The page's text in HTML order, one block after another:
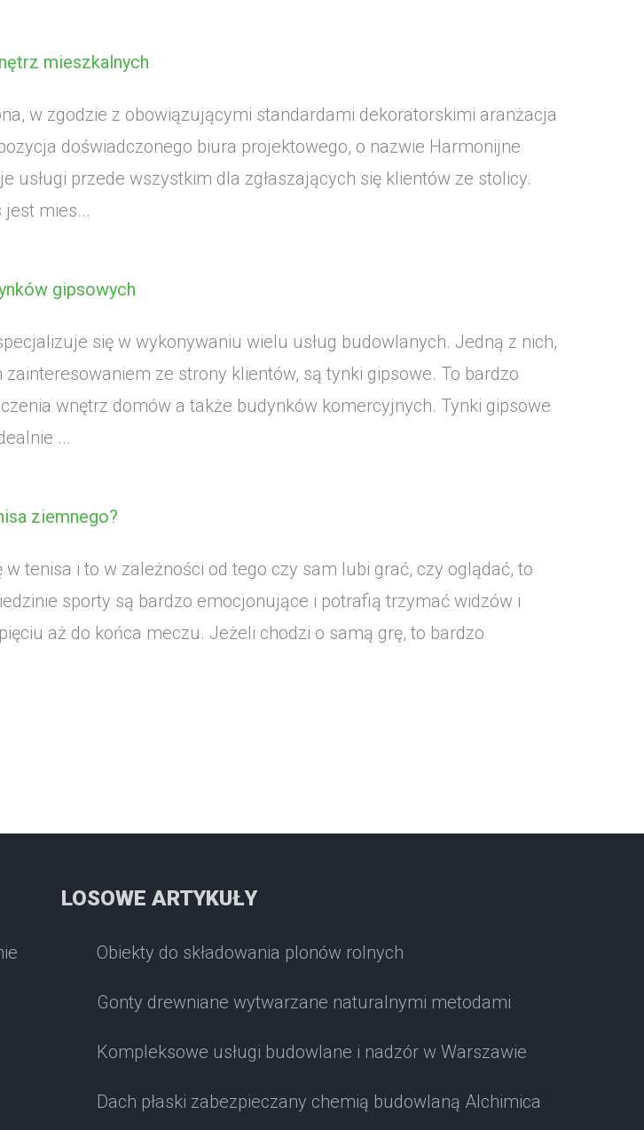
mieszkalnych
w zgodzie z obowiązującymi standardami dekoratorskimi aranżacja
doświadczonego biura projektowego, o nazwie Harmonijne
usługi przede wszystkim dla zgłaszających się klientów ze stolicy.
mies...
gipsowych
się w wykonywaniu wielu usług budowlanych. Jedną z nich,
zainteresowaniem ze strony klientów, są tynki gipsowe. To bardzo
wnętrz domów a także budynków komercyjnych. Tynki gipsowe
...
ziemnego?
w tenisa i to w zależności od tego czy sam lubi grać, czy oglądać, to
sporty są bardzo emocjonujące i potrafią trzymać widzów i
aż do końca meczu. Jeżeli chodzi o samą grę, to bardzo
LOSOWE ARTYKUŁY
Obiekty do składowania plonów rolnych
Gonty drewniane wytwarzane naturalnymi metodami
Kompleksowe usługi budowlane i nadzór w Warszawie
Dach płaski zabezpieczany chemią budowlaną Alchimica